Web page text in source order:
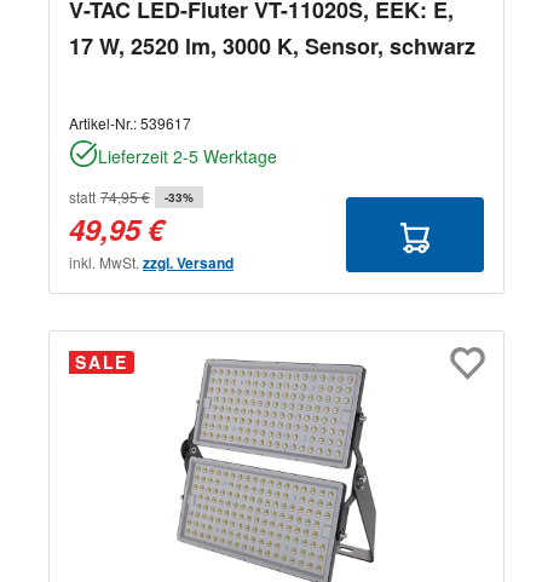
V-TAC LED-Fluter VT-11020S, EEK: E,
17 W, 2520 lm, 3000 K, Sensor, schwarz
Artikel-Nr.:539617
Lieferzeit 2-5 Werktage
statt 74,95 € -33%
49,95 €
inkl. MwSt. zzgl. Versand
SALE